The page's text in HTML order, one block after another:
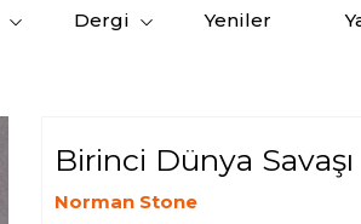
Dergi Yeniler
Birinci Dünya Savaşı
Norman Stone